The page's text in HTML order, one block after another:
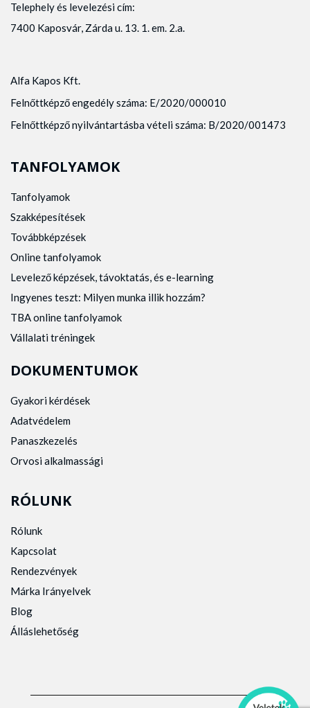
Telephely és levelezési cím:
7400 Kaposvár, Zárda u. 13. 1. em. 2.a.
Alfa Kapos Kft.
Felnőttképző engedély száma: E/2020/000010
Felnőttképző nyilvántartásba vételi száma: B/2020/001473
TANFOLYAMOK
Tanfolyamok
Szakképesítések
Továbbképzések
Online tanfolyamok
Levelező képzések, távoktatás, és e-learning
Ingyenes teszt: Milyen munka illik hozzám?
TBA online tanfolyamok
Vállalati tréningek
DOKUMENTUMOK
Gyakori kérdések
Adatvédelem
Panaszkezelés
Orvosi alkalmassági
RÓLUNK
Rólunk
Kapcsolat
Rendezvények
Márka Irányelvek
Blog
Álláslehetőség